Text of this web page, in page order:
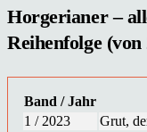
Horgerianer –
Reihenfolge (von
Band / Jahr
1 / 2023
Grut,